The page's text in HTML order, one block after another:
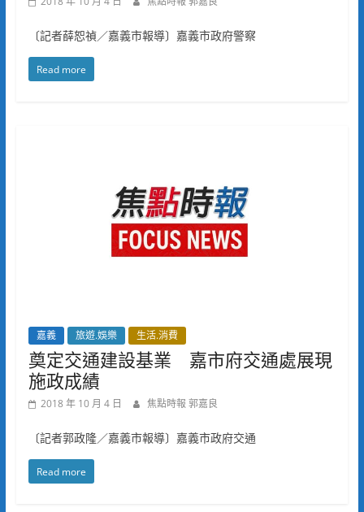
〔記者薛恕禎／嘉義市報導〕嘉義市政府警察
Read more
嘉義 旅遊.娛樂 生活.消費
奠定交通建設基業 嘉市府交通處展現
施政成績
2018 年 10 月 4 日 焦點時報 郭嘉良
〔記者郭政隆／嘉義市報導〕嘉義市政府交通
Read more